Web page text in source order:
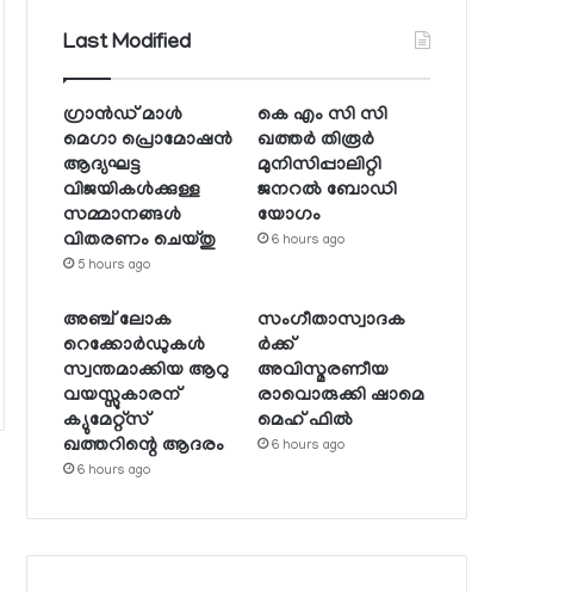
Last Modified
ഗ്രാന്‍ഡ് മാള്‍
മെഗാ പ്രൊമോഷന്‍
ആദ്യഘട്ട
വിജയികള്‍ക്കുള്ള
സമ്മാനങ്ങള്‍
വിതരണം ചെയ്തു
5 hours ago
കെ എം സി സി
ഖത്തര്‍ തിരൂര്‍
മുനിസിപ്പാലിറ്റി
ജനറല്‍ ബോഡി
യോഗം
6 hours ago
അഞ്ച് ലോക
റെക്കോര്‍ഡുകള്‍
സ്വന്തമാക്കിയ ആറു
വയസ്സുകാരന്
ക്യുമേറ്റ്‌സ്
ഖത്തറിന്റെ ആദരം
6 hours ago
സംഗീതാസ്വാദക
ര്‍ക്ക്
അവിസ്മരണീയ
രാവൊരുക്കി ഷാമെ
മെഹ് ഫില്‍
6 hours ago